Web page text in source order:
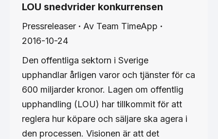
LOU snedvrider konkurrensen
Pressreleaser Av Team TimeApp
2016-10-24
Den offentliga sektorn i Sverige
upphandlar årligen varor och tjänster för ca
600 miljarder kronor. Lagen om offentlig
upphandling (LOU) har tillkommit för att
reglera hur köpare och säljare ska agera i
den processen. Visionen är att det